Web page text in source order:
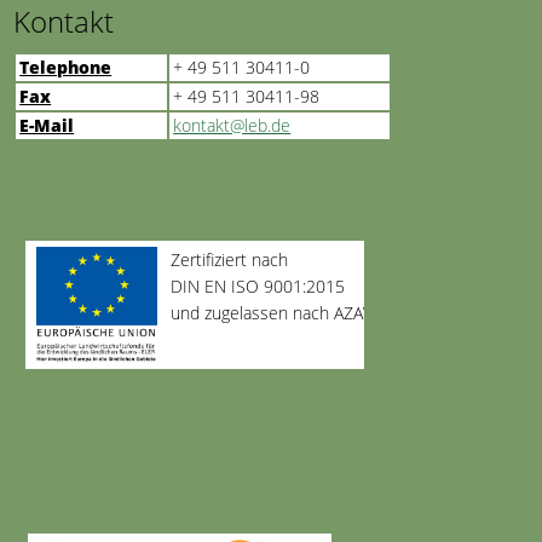
Kontakt
Telephone
+ 49 511 30411-0
Fax
+ 49 511 30411-98
E-Mail
kontakt@leb.de
Zertifiziert nach
DIN EN ISO 9001:2015
und zugelassen nach AZAV